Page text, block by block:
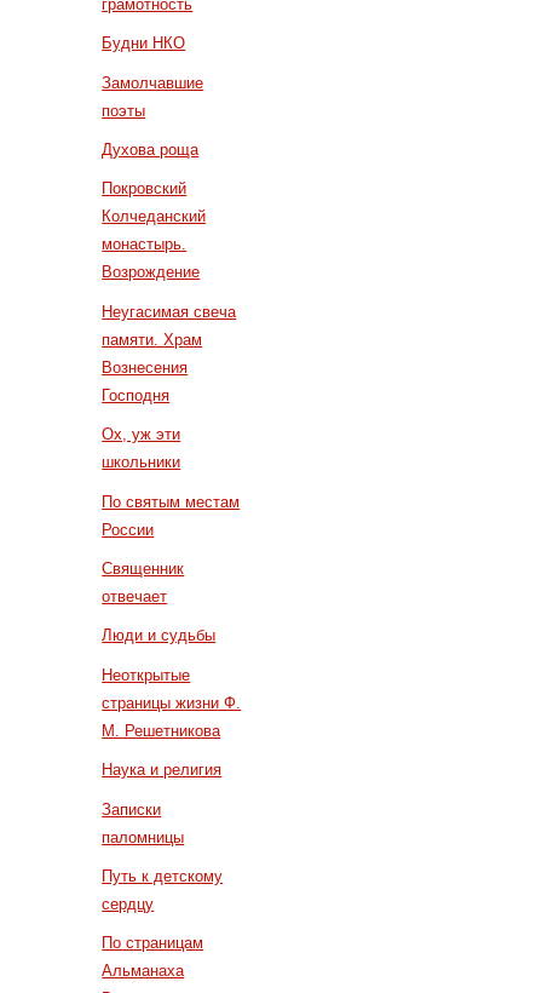
грамотность
Будни НКО
Замолчавшие
поэты
Духова роща
Покровский
Колчеданский
монастырь.
Возрождение
Неугасимая свеча
памяти. Храм
Вознесения
Господня
Ох, уж эти
школьники
По святым местам
России
Священник
отвечает
Люди и судьбы
Неоткрытые
страницы жизни Ф.
М. Решетникова
Наука и религия
Записки
паломницы
Путь к детскому
сердцу
По страницам
Альманаха